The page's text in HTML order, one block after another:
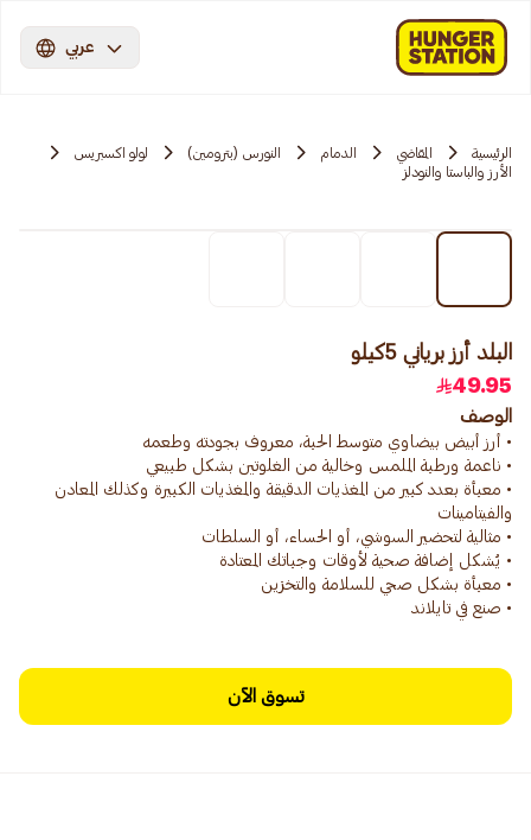
عربي
الرئيسية المقاضي الدمام النورس (بترومين)
لولو اكسبريس
الأرز والباستا والنودلز
البلد أرز برياني 5كيلو
49.95
الوصف
• معبأة بعدد كبير من المغذيات الدقيقة والمغذيات الكبيرة وكذلك المعادن
• صنع في تايلاند
تسوق الآن